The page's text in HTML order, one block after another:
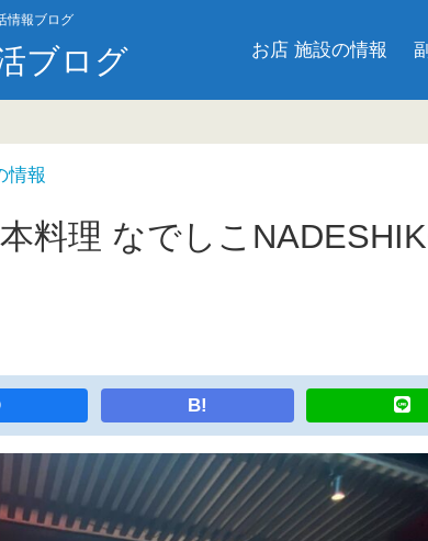
情報ブログ
ブログ お店 施設の情報
情報
料理 なでしこ
B!